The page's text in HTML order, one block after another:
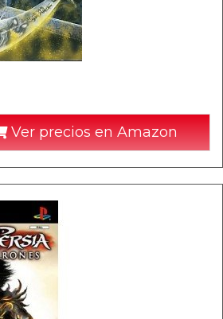
Ver precios en Amazon